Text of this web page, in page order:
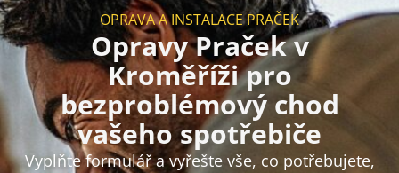
OPRAVA A INSTALACE PRAČEK
Opravy Praček v
Kroměříži pro
bezproblémový chod
vašeho spotřebiče
Vyplňte formulář a vyřešte vše, co potřebujete,